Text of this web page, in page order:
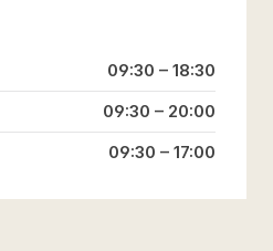
09:30 – 18:30
09:30 – 20:00
09:30 – 17:00